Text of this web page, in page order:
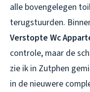
alle bovengelegen
terugstuurden.
Verstopte Wc
controle, maar de
zie ik in Zutphen
in de nieuwere